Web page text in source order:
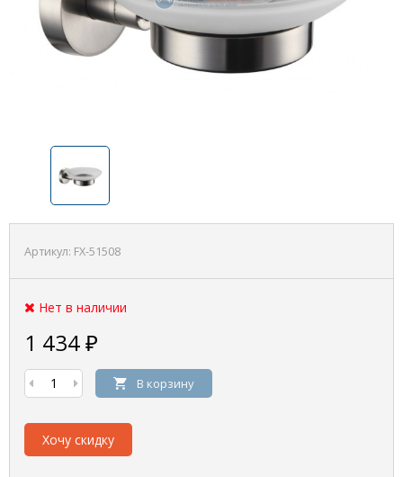
Артикул: FX-51508
Нет в наличии
1 434₽
В корзину
Хочу скидку